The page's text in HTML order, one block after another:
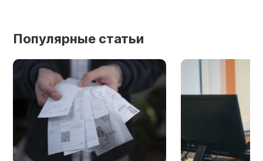
Популярные статьи